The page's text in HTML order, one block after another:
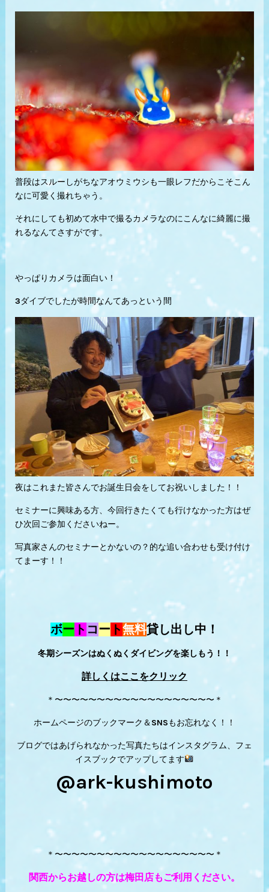
普段はスルーしがちなアオウミウシも一眼レフだからこそこん
なに可愛く撮れちゃう。
それにしても初めて水中で撮るカメラなのにこんなに綺麗に撮
れるなんてさすがです。
やっぱりカメラは面白い！
3ダイブでしたが時間なんてあっという間
夜はこれまた皆さんでお誕生日会をしてお祝いしました！！
セミナーに興味ある方、今回行きたくても行けなかった方はぜ
ひ次回ご参加くださいねー。
写真家さんのセミナーとかないの？的な追い合わせも受け付け
てまーす！！
ボー ト コー ト無料貸し出し中！
冬期シーズンはぬくぬくダイビングを楽しもう！！
詳しくはここをクリック
＊〜〜〜〜〜〜〜〜〜〜〜〜〜〜〜〜〜〜〜＊
ホームページのブックマーク＆SNSもお忘れなく！！
ブログではあげられなかった写真たちはインスタグラム、フェ
イスブックでアップしてます
@ark-kushimoto
＊〜〜〜〜〜〜〜〜〜〜〜〜〜〜〜〜〜〜〜＊
関西からお越しの方は梅田店もご利用ください。